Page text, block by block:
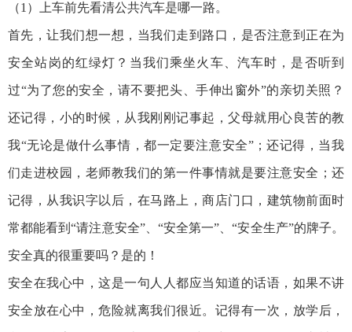
（1）上车前先看清公共汽车是哪一路。
首先，让我们想一想，当我们走到路口，是否注意到正在为
安全站岗的红绿灯？当我们乘坐火车、汽车时，是否听到
过“为了您的安全，请不要把头、手伸出窗外”的亲切关照？
还记得，小的时候，从我刚刚记事起，父母就用心良苦的教
我“无论是做什么事情，都一定要注意安全”；还记得，当我
们走进校园，老师教我们的第一件事情就是要注意安全；还
记得，从我识字以后，在马路上，商店门口，建筑物前面时
常都能看到“请注意安全”、“安全第一”、“安全生产”的牌子。
安全真的很重要吗？是的！
安全在我心中，这是一句人人都应当知道的话语，如果不讲
安全放在心中，危险就离我们很近。记得有一次，放学后，